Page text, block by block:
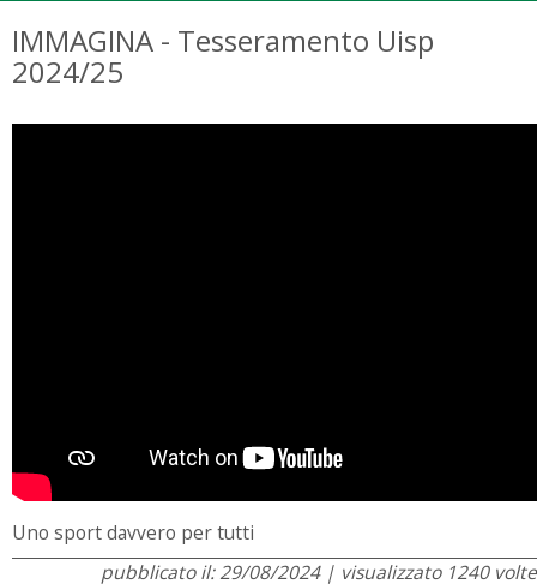
IMMAGINA - Tesseramento Uisp
2024/25
Uno sport davvero per tutti
pubblicato il: 29/08/2024 | visualizzato 1240 volte